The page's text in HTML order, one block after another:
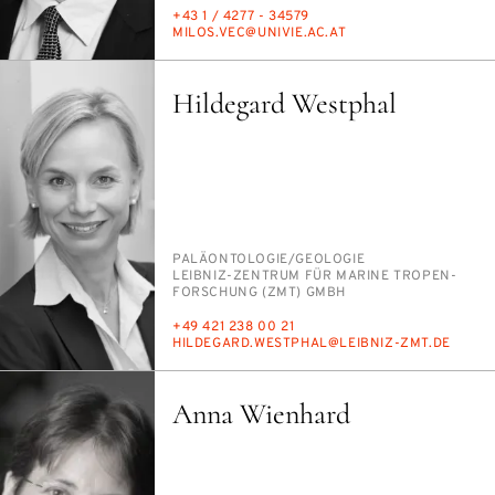
TELEFON
+43 1 / 4277 - 34579
E-
MI­LOS.VEC@UNI­VIE.AC.AT
Hildegard Westphal
PERSON_RESEARCH_SUBJECT
PA­LÄ­ON­TO­LO­GIE/​GEO­LO­GIE
INSTITUTION
LEIB­NIZ-ZEN­TRUM FÜR MA­RI­NE TRO­PEN­
FOR­SCHUNG (ZMT) GMBH
TELEFON
+49 421 238 00 21
E-
HIL­DE­GARD.WEST­PHAL@LEIB­NIZ-ZMT.DE
Anna Wienhard